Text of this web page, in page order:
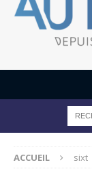
ACCUEIL sixt